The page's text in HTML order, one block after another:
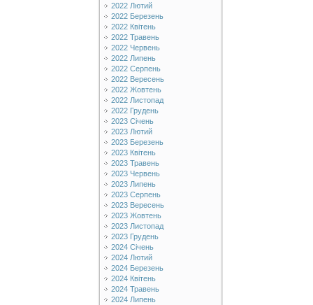
2022 Лютий
2022 Березень
2022 Квітень
2022 Травень
2022 Червень
2022 Липень
2022 Серпень
2022 Вересень
2022 Жовтень
2022 Листопад
2022 Грудень
2023 Січень
2023 Лютий
2023 Березень
2023 Квітень
2023 Травень
2023 Червень
2023 Липень
2023 Серпень
2023 Вересень
2023 Жовтень
2023 Листопад
2023 Грудень
2024 Січень
2024 Лютий
2024 Березень
2024 Квітень
2024 Травень
2024 Липень